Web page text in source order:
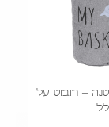
– רובוט על